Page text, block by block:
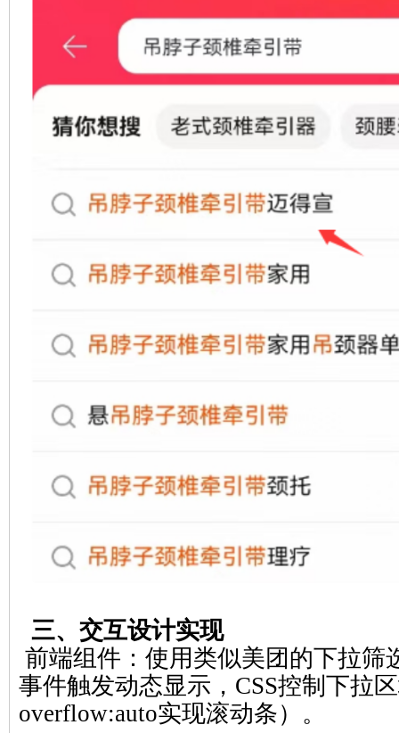
三、交互设计实现
前端组件：使用类似美团的下拉筛
事件触发动态显示，CSS控制下拉
overflow:auto实现滚动条）。